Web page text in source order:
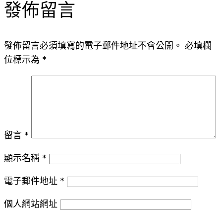
發佈留言
發佈留言必須填寫的電子郵件地址不會公開。 必填欄
位標示為 *
留言 *
顯示名稱 *
電子郵件地址 *
個人網站網址